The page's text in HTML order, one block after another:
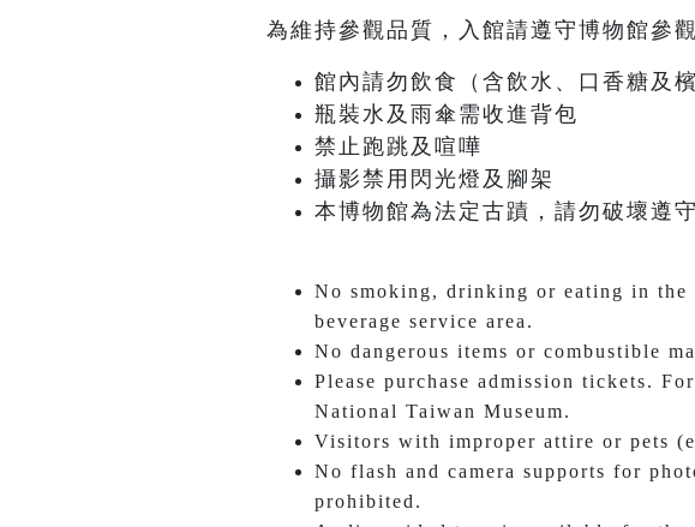
為維持參觀品質，入館請遵守博物館參
館內請勿飲食（含飲水、口香糖及檳
瓶裝水及雨傘需收進背包
禁止跑跳及喧嘩
攝影禁用閃光燈及腳架
本博物館為法定古蹟，請勿破壞遵
No smoking, drinking or eating in
beverage service area.
No dangerous items or combustible
Please purchase admission tickets.
National Taiwan Museum.
Visitors with improper attire or pets
No flash and camera supports for
prohibited.